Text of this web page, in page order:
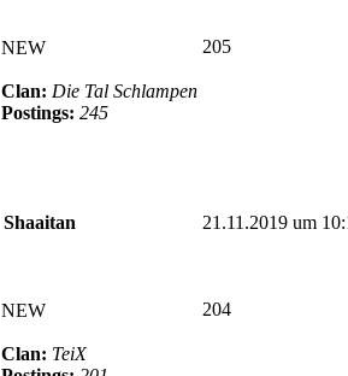
NEW
Clan: Die Tal Schlampen
Postings: 245
205
Shaaitan 21.11.2019 um
NEW
Clan: TeiX
204